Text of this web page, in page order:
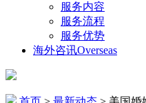
服务内容
服务流程
服务优势
海外咨讯Overseas